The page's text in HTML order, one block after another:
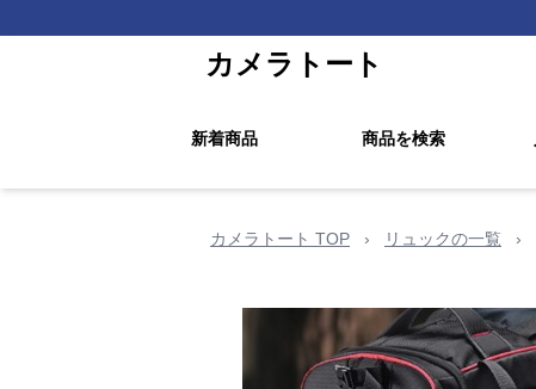
カメラトート
新着商品 商品を検索
カメラトート TOP › リュックの一覧 ›